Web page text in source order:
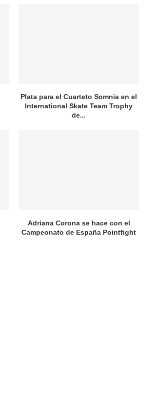
Plata para el Cuarteto Somnia en el
International Skate Team Trophy
de...
Adriana Corona se hace con el
Campeonato de España Pointfight